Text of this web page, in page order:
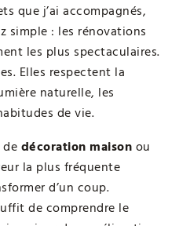
que j’ai accompagnés,
simple : les rénovations
les plus spectaculaires.
Elles respectent la
naturelle, les
de vie.
décoration maison ou
la plus fréquente
d’un coup.
de comprendre le